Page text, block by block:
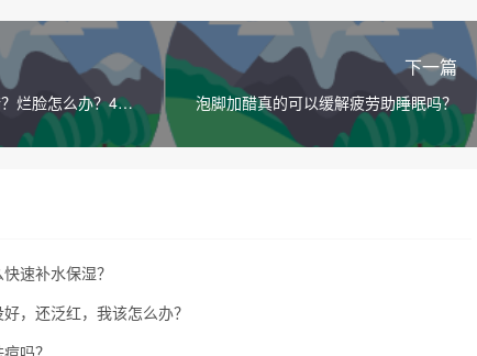
烂脸怎么办？4款
下一篇
泡脚加醋真的可以缓解疲劳助睡眠吗？
速补水保湿？
，还泛红，我该怎么办？
吗？